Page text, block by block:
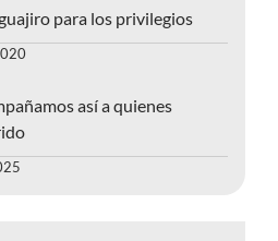
para los privilegios
así a quienes